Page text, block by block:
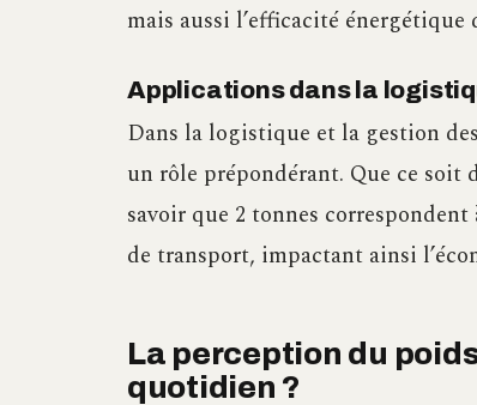
mais aussi l’efficacité
Applications dans la
Dans la logistique et la gestion
un rôle prépondérant. Que ce soit
savoir que 2 tonnes
de transport, impactant ainsi
La perception du
quotidien ?